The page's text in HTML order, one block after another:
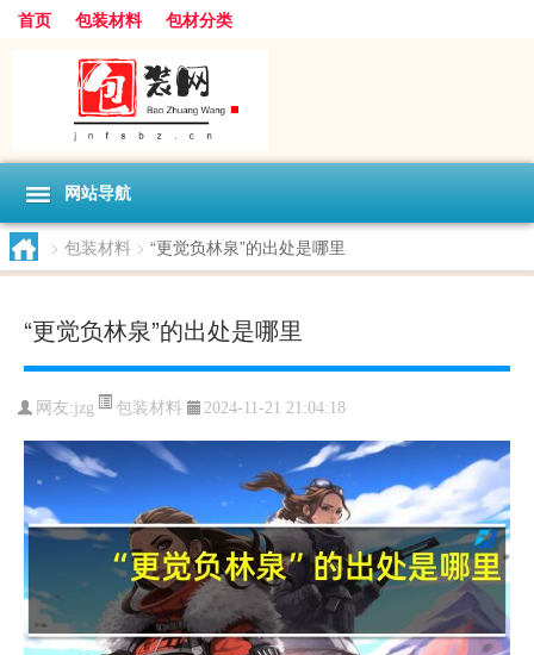
首页 包装材料 包材分类
网站导航
> 包装材料 > “更觉负林泉”的出处是哪里
“更觉负林泉”的出处是哪里
网友:jzg 包装材料 2024-11-21 21:04:18